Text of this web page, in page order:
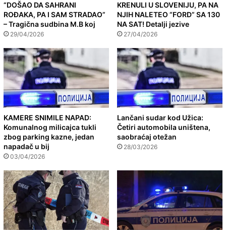
“DOŠAO DA SAHRANI
ROĐAKA, PA I SAM STRADAO”
– Tragična sudbina M.B koj
29/04/2026
KRENULI U SLOVENIJU, PA NA
NJIH NALETEO “FORD” SA 130
NA SAT! Detalji jezive
27/04/2026
KAMERE SNIMILE NAPAD:
Komunalnog milicajca tukli
zbog parking kazne, jedan
napadač u bij
03/04/2026
Lančani sudar kod Užica:
Četiri automobila uništena,
saobraćaj otežan
28/03/2026